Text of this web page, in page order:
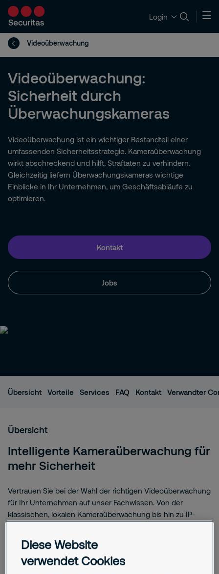
Login
Videoüberwachung
Videoüberwachung:
Sicherheit durch
Überwachungskameras
Videoüberwachung ist ein wichtiger Bestandteil einer
umfassenden Sicherheitsstrategie. Kameraüberwachung
wirkt abschreckend und hilft, Straftaten zu verhindern.
Gleichzeitig liefern Überwachungskameras wichtige
Einblicke in Ihr Unternehmen, um Geschäftsabläufe zu
optimieren.
Kontakt
Jobs
Übersicht Vorteile Services FAQ Kontakt Verwandter
Übersicht
Intelligente Kameraüberwachung für
mehr Sicherheit
Vertrauen Sie bei der Wahl der richtigen Videoüberwachung
für Ihr Unternehmen auf unser Fachwissen. Von der
klassischen, lokalen Kameraüberwachung bis hin zu IP-
um zuverlässige Videoüberwachung geht.
Alles aus einer Hand
Diese Website
verwendet Cookies